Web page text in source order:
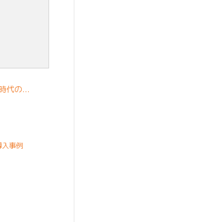
代の…
入事例